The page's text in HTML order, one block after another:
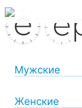
Мужские
Женские